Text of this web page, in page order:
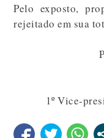
Pelo exposto,
rejeitado em sua
1º Vice-